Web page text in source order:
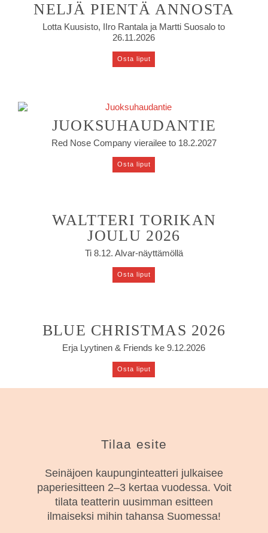
NELJÄ PIENTÄ ANNOSTA
Lotta Kuusisto, IIro Rantala ja Martti Suosalo to
26.11.2026
Osta liput
JUOKSUHAUDANTIE
Red Nose Company vierailee to 18.2.2027
Osta liput
WALTTERI TORIKAN
JOULU 2026
Ti 8.12. Alvar-näyttämöllä
Osta liput
BLUE CHRISTMAS 2026
Erja Lyytinen & Friends ke 9.12.2026
Osta liput
Tilaa esite
Seinäjoen kaupunginteatteri julkaisee
paperiesitteen 2–3 kertaa vuodessa. Voit
tilata teatterin uusimman esitteen
ilmaiseksi mihin tahansa Suomessa!